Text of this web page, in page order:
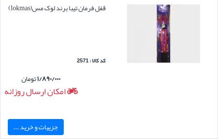
قفل فرمان تیبا برند لوک مس(lokmas)
کد کالا : 2571
۱/۸۹۰/۰۰۰تومان
امکان ارسال روزانه
جزییات و خرید ...